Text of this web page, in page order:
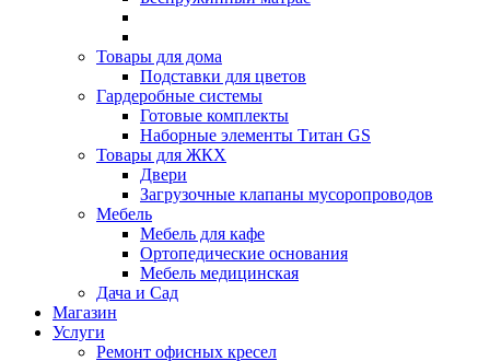
Товары для дома
Подставки для цветов
Гардеробные системы
Готовые комплекты
Наборные элементы Титан GS
Товары для ЖКХ
Двери
Загрузочные клапаны мусоропроводов
Мебель
Мебель для кафе
Ортопедические основания
Мебель медицинская
Дача и Сад
Магазин
Услуги
Ремонт офисных кресел